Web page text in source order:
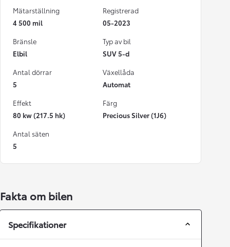
Mätarställning
4 500 mil
Registrerad
05-2023
Bränsle
Elbil
Typ av bil
SUV 5-d
Antal dörrar
5
Växellåda
Automat
Effekt
80 kw (217.5 hk)
Färg
Precious Silver (1J6)
Antal säten
5
Fakta om bilen
Specifikationer